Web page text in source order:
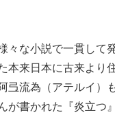
々な小説で一貫して
本来日本に古来より
弖流為（アテルイ）
が書かれた『炎立つ